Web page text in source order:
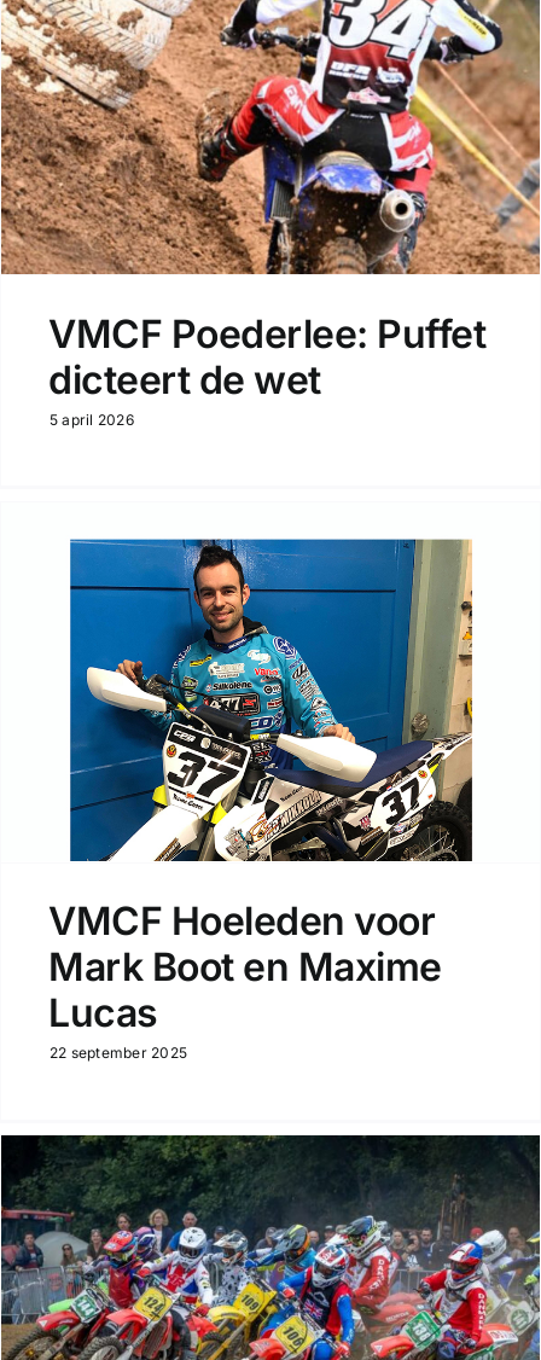
VMCF Poederlee: Puffet
dicteert de wet
5 april 2026
VMCF Hoeleden voor
Mark Boot en Maxime
Lucas
22 september 2025